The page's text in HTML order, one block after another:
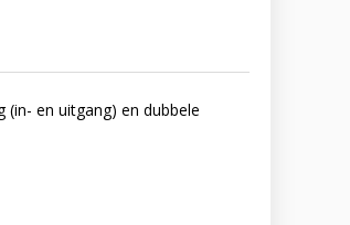
en uitgang) en dubbele